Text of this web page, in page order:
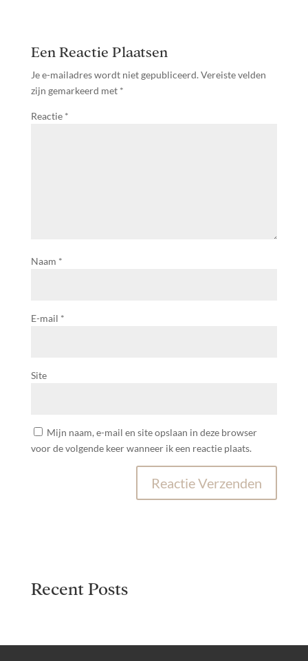
Een Reactie Plaatsen
Je e-mailadres wordt niet gepubliceerd. Vereiste velden
zijn gemarkeerd met *
Reactie *
Naam *
E-mail *
Site
Mijn naam, e-mail en site opslaan in deze browser
voor de volgende keer wanneer ik een reactie plaats.
Recent Posts